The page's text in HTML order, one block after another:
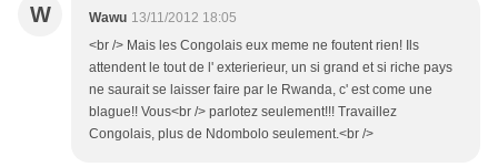
W Wawu 13/11/2012 18:05
<br /> Mais les Congolais eux meme ne foutent rien! Ils
attendent le tout de l' exterierieur, un si grand et si riche pays
ne saurait se laisser faire par le Rwanda, c' est come une
blague!! Vous<br /> parlotez seulement!!! Travaillez
Congolais, plus de Ndombolo seulement.<br />